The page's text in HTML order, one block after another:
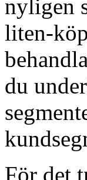
nyligen
liten-
du
För det